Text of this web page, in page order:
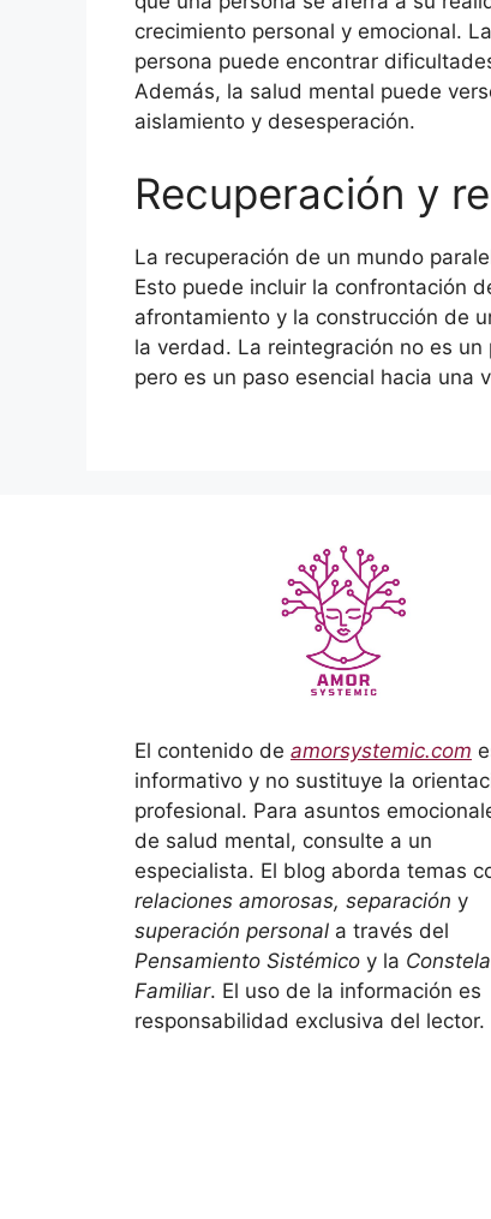
crecimiento personal y emocional.
persona puede encontrar
Además, la salud mental puede
aislamiento y desesperación.
Recuperación y
La recuperación de un mundo
Esto puede incluir la confrontación
afrontamiento y la construcción de
la verdad. La reintegración no es
pero es un paso esencial hacia una
El contenido de amorsystemic.com
informativo y no sustituye la
profesional. Para asuntos
de salud mental, consulte a un
especialista. El blog aborda temas
relaciones amorosas, separación y
superación personal a través del
Pensamiento Sistémico y la
Familiar. El uso de la información es
responsabilidad exclusiva del lector.